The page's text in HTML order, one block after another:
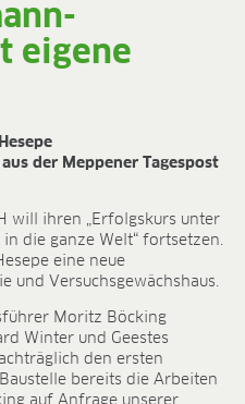
eigene
der Meppener Tagespost
will ihren „Erfolgskurs unter
die ganze Welt“ fortsetzen.
eine neue
und Versuchsgewächshaus.
Moritz Böcking
Winter und Geestes
den ersten
bereits die Arbeiten
auf Anfrage unserer